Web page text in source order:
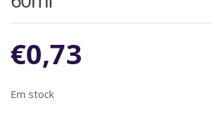
€0,73
Em stock